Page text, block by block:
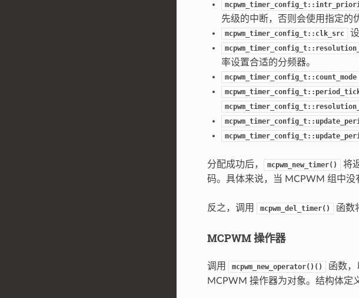
先级的中断，否则会使用指定的
mcpwm_timer_config_t::clk_src
率设置合适的分频器。
mcpwm_timer_config_t::count_mode
分配成功后， mcpwm_new_timer()
将
码。具体来说，当 MCPWM 组中没
反之，调用 mcpwm_del_timer() 函数
MCPWM 操作器
调用 mcpwm_new_operator()() 函数
MCPWM 操作器为对象。结构体定